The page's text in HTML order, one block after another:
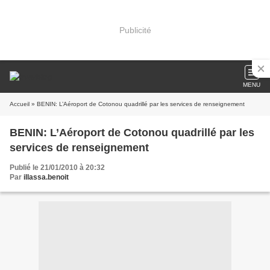
Publicité
MENU
Accueil » BENIN: L’Aéroport de Cotonou quadrillé par les services de renseignement
BENIN: L’Aéroport de Cotonou quadrillé par les
services de renseignement
Publié le 21/01/2010 à 20:32
Par illassa.benoit